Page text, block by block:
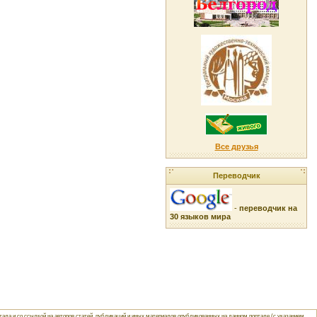
Все друзья
Переводчик
- переводчик на
30 языков мира